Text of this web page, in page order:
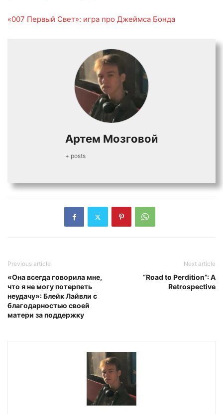
«007 Первый Свет»: игра про Джеймса Бонда
Артем Мозговой
+ posts
Previous article
«Она всегда говорила мне,
что я не могу потерпеть
неудачу»: Блейк Лайвли с
благодарностью своей
матери за поддержку
Next article
“Road to Perdition”: A
Retrospective